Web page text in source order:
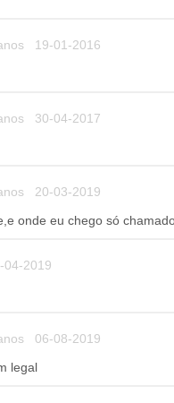
19-01-2016
30-04-2017
20-03-2019
onde eu chego só
2019
06-08-2019
legal